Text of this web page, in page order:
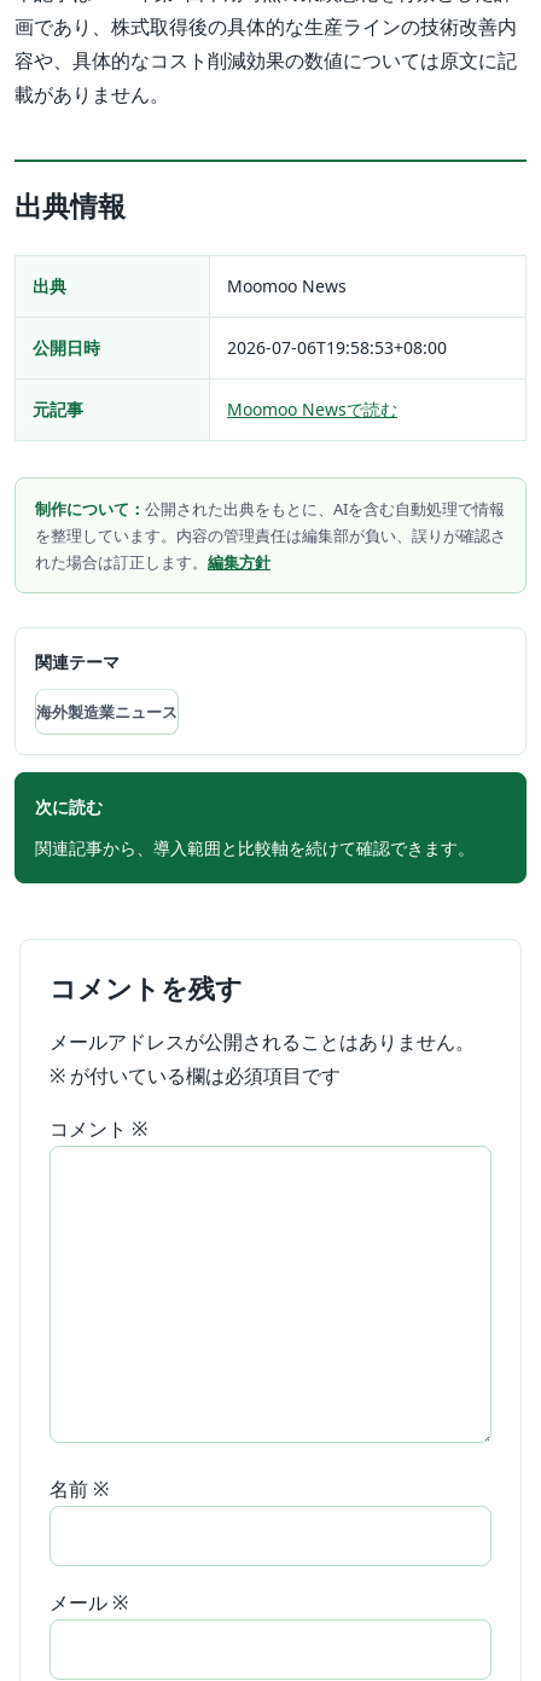
画であり、株式取得後の具体的な生産ラインの技術改善内
容や、具体的なコスト削減効果の数値については原文に記
載がありません。
出典情報
出典 Moomoo News
公開日時 2026-07-06T19:58:53+08:00
元記事 Moomoo Newsで読む
制作について： 公開された出典をもとに、AIを含む自動処理で情報
を整理しています。内容の管理責任は編集部が負い、誤りが確認さ
れた場合は訂正します。 編集方針
関連テーマ
海外製造業ニュース
次に読む
関連記事から、導入範囲と比較軸を続けて確認できます。
コメントを残す
メールアドレスが公開されることはありません。
※ が付いている欄は必須項目です
コメント ※
名前 ※
メール ※